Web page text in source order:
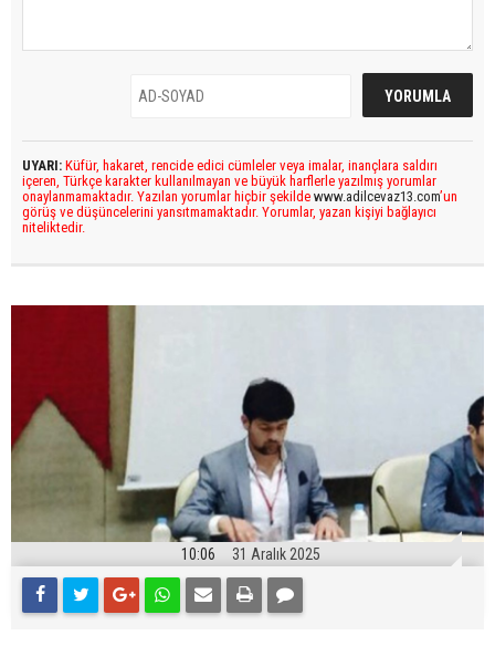
UYARI: Küfür, hakaret, rencide edici cümleler veya imalar, inançlara saldırı
içeren, Türkçe karakter kullanılmayan ve büyük harflerle yazılmış yorumlar
onaylanmamaktadır. Yazılan yorumlar hiçbir şekilde www.adilcevaz13.com’un
görüş ve düşüncelerini yansıtmamaktadır. Yorumlar, yazan kişiyi bağlayıcı
niteliktedir.
10:06 31 Aralık 2025